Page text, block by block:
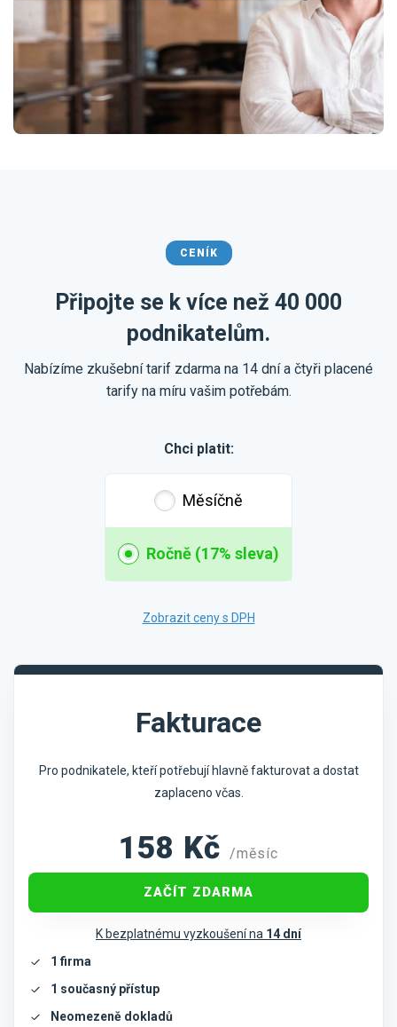
CENÍK
Připojte se k více než 40 000
podnikatelům.
Nabízíme zkušební tarif zdarma na 14 dní a čtyři placené
tarify na míru vašim potřebám.
Chci platit:
Měsíčně
Ročně (17% sleva)
Zobrazit ceny s DPH
Fakturace
Pro podnikatele, kteří potřebují hlavně fakturovat a dostat
zaplaceno včas.
158 Kč /měsíc
ZAČÍT ZDARMA
K bezplatnému vyzkoušení na 14 dní
1 firma
1 současný přístup
Neomezeně dokladů